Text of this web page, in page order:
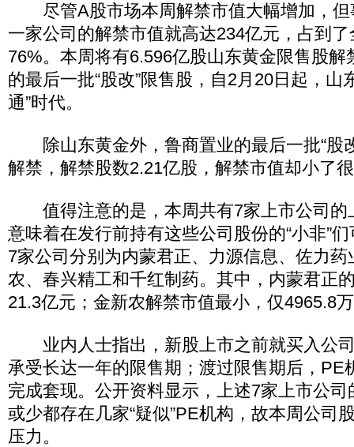
尽管A股市场本周解禁市值大幅增加，但
一家公司的解禁市值就高达234亿元，占到
76%。本周将有6.596亿股山东黄金限售股解
的最后一批“股改”限售股，自2月20日起，山
通”时代。
除山东黄金外，鲁商置业的最后一批“股
解禁，解禁股数2.21亿股，解禁市值却小了
值得注意的是，本周共有7家上市公司的
意味着在发行前持有这些公司股份的“小非”
7家公司分别为内蒙君正、力源信息、佐力
农、春兴精工和千红制药。其中，内蒙君正
21.3亿元；金新农解禁市值最小，仅4965.8
业内人士指出，新股上市之前就买入公
承受长达一年的限售期；渡过限售期后，PE
完成套现。公开资料显示，上述7家上市公
或少都存在几家“疑似”PE机构，故本周公司
压力。